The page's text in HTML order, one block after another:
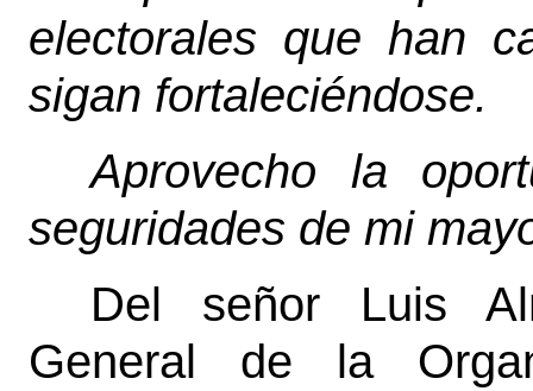
electorales que han
sigan fortaleciéndose.
Aprovecho la
seguridades de mi
Del señor Luis
General de la